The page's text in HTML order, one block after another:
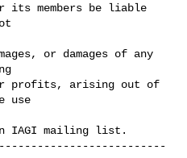
its members be liable
or damages of any
profits, arising out of
use
IAGI mailing list.